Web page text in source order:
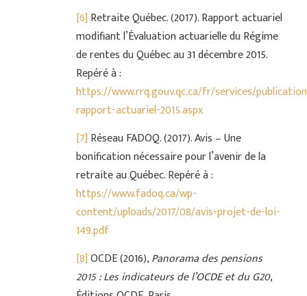
[6] Retraite Québec. (2017). Rapport actuariel
modifiant l’Évaluation actuarielle du Régime
de rentes du Québec au 31 décembre 2015.
Repéré à :
https://www.rrq.gouv.qc.ca/fr/services/
rapport-actuariel-2015.aspx
[7] Réseau FADOQ. (2017). Avis – Une
bonification nécessaire pour l’avenir de la
retraite au Québec. Repéré à :
https://www.fadoq.ca/wp-
content/uploads/2017/08/avis-projet-de-loi-
149.pdf
[8]OCDE (2016),Panorama des pensions
2015 : Les indicateurs de l’OCDE et du G20,